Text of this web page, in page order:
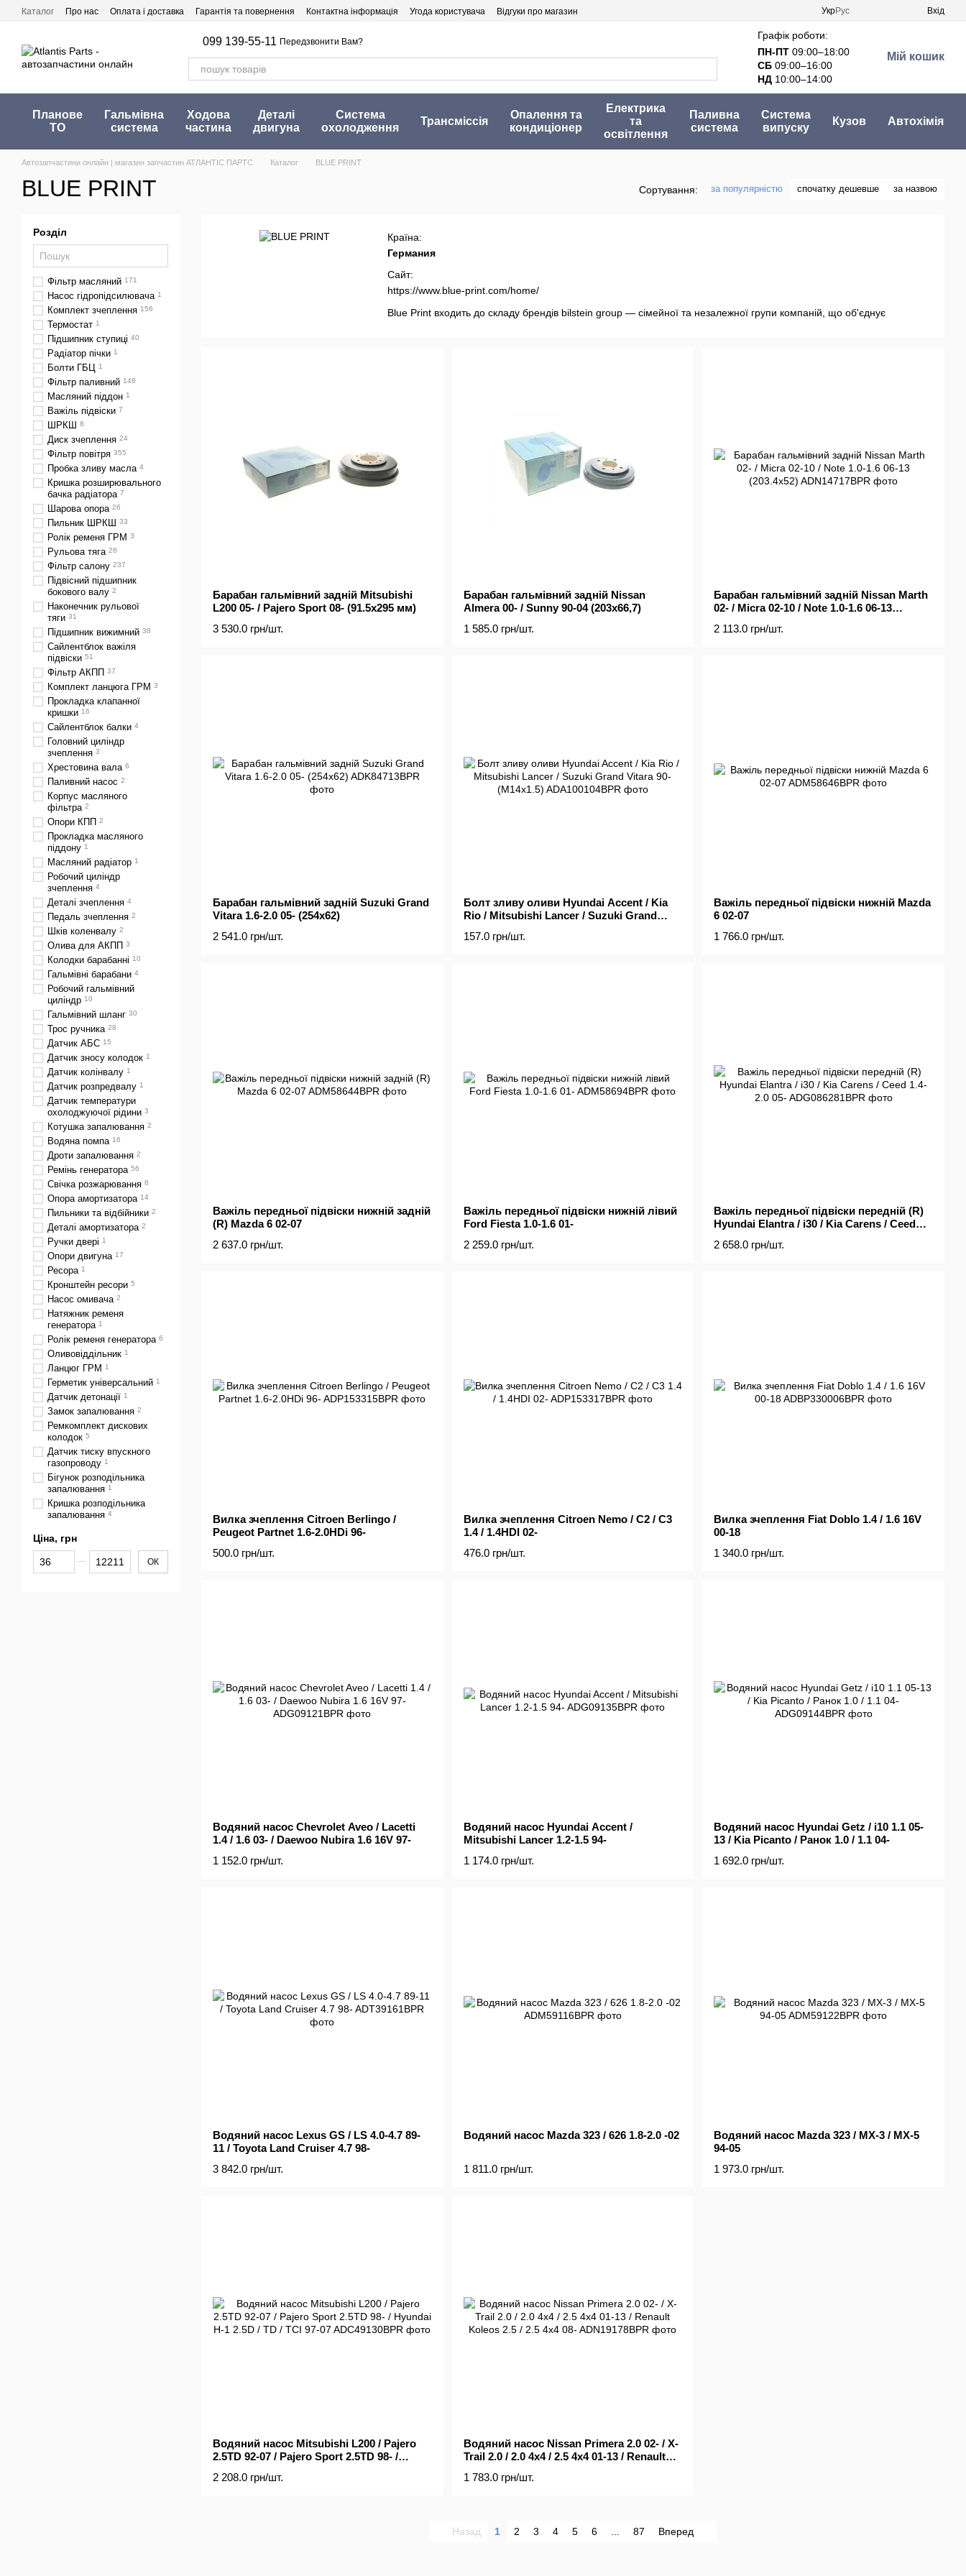
Перейти до основного контенту
Каталог Про нас Оплата і доставка Гарантія та повернення Контактна інформація Угода користувача Відгуки про магазин УкрРус Вхід
099 139-55-11 Передзвонити Вам?
Графік роботи:
ПН-ПТ 09:00–18:00
СБ 09:00–16:00
НД 10:00–14:00
Мій кошик
Планове
ТО
Гальмівна
система
Ходова
частина
Деталі
двигуна
Система
охолодження
Трансміссія
Опалення та
кондиціонер
Електрика
та
освітлення
Паливна
система
Система
випуску
Кузов Автохімія
Автозапчастини онлайн | магазин запчастин АТЛАНТІС ПАРТС Каталог BLUE PRINT
BLUE PRINT Сортування: за популярністю спочатку дешевше за назвою
Країна:
Германия
Сайт:
https://www.blue-print.com/home/
Blue Print входить до складу брендів bilstein group — сімейної та незалежної групи компаній, що об'єднує
перетворюються у нові деталі Blue Print. Компанія має широкий асортимент у понад 7 000 гальмівних
компонентів. Постійна робота у сфері досліджень і розробок дозволяє швидко виводити на ринок нові типи
гальмівних колодок і дисків. Blue Print пропонує 2 500 деталей в продуктовій групі «Зчеплення». Всі компоненти
зчеплення від ремкомплектів і маховиків до тросів, шлангів та вилок відповідають якості оригінальних виробів.
Blue Print у всьому світі покладаються з моменту її заснування у 1994 році.
Барабан гальмівний задній Mitsubishi
L200 05- / Pajero Sport 08- (91.5x295 мм)
3 530.0 грн/шт.
Барабан гальмівний задній Nissan
Almera 00- / Sunny 90-04 (203x66,7)
1 585.0 грн/шт.
Барабан гальмівний задній Nissan Marth
02- / Micra 02-10 / Note 1.0-1.6 06-13
2 113.0 грн/шт.
Барабан гальмівний задній Suzuki Grand
Vitara 1.6-2.0 05- (254x62)
2 541.0 грн/шт.
Болт зливу оливи Hyundai Accent / Kia
Rio / Mitsubishi Lancer / Suzuki Grand
157.0 грн/шт.
Важіль передньої підвіски нижній Mazda
6 02-07
1 766.0 грн/шт.
Важіль передньої підвіски нижній задній
(R) Mazda 6 02-07
2 637.0 грн/шт.
Важіль передньої підвіски нижній лівий
Ford Fiesta 1.0-1.6 01-
2 259.0 грн/шт.
Важіль передньої підвіски передній (R)
Hyundai Elantra / i30 / Kia Carens / Ceed
2 658.0 грн/шт.
Вилка зчеплення Citroen Berlingo /
Peugeot Partnet 1.6-2.0HDi 96-
500.0 грн/шт.
Вилка зчеплення Citroen Nemo / C2 / C3
1.4 / 1.4HDI 02-
476.0 грн/шт.
Вилка зчеплення Fiat Doblo 1.4 / 1.6 16V
00-18
1 340.0 грн/шт.
Водяний насос Chevrolet Aveo / Lacetti
1.4 / 1.6 03- / Daewoo Nubira 1.6 16V 97-
1 152.0 грн/шт.
Водяний насос Hyundai Accent /
Mitsubishi Lancer 1.2-1.5 94-
1 174.0 грн/шт.
Водяний насос Hyundai Getz / i10 1.1 05-
13 / Kia Picanto / Ранок 1.0 / 1.1 04-
1 692.0 грн/шт.
Водяний насос Lexus GS / LS 4.0-4.7 89-
11 / Toyota Land Cruiser 4.7 98-
3 842.0 грн/шт.
Водяний насос Mazda 323 / 626 1.8-2.0 -02
1 811.0 грн/шт.
Водяний насос Mazda 323 / MX-3 / MX-5
94-05
1 973.0 грн/шт.
Водяний насос Mitsubishi L200 / Pajero
2.5TD 92-07 / Pajero Sport 2.5TD 98- /
2 208.0 грн/шт.
Водяний насос Nissan Primera 2.0 02- / X-
Trail 2.0 / 2.0 4x4 / 2.5 4x4 01-13 / Renault
1 783.0 грн/шт.
Назад 1 2 3 4 5 6 87 Вперед
Розділ
Фільтр масляний 171
Насос гідропідсилювача 1
Комплект зчеплення 156
Термостат 1
Підшипник ступиці 40
Радіатор пічки 1
Болти ГБЦ 1
Фільтр паливний 148
Масляний піддон 1
Важіль підвіски 7
ШРКШ 8
Диск зчеплення 24
Фільтр повітря 355
Пробка зливу масла 4
Кришка розширювального
бачка радіатора 7
Шарова опора 26
Пильник ШРКШ 33
Ролік ременя ГРМ 3
Рульова тяга 28
Фільтр салону 237
Підвісний підшипник
бокового валу 2
Наконечник рульової
тяги 31
Підшипник вижимний 38
Сайлентблок важіля
підвіски 51
Фільтр АКПП 37
Комплект ланцюга ГРМ 3
Прокладка клапанної
кришки 16
Сайлентблок балки 4
Головний циліндр
зчеплення 3
Хрестовина вала 6
Паливний насос 2
Корпус масляного
фільтра 2
Опори КПП 2
Прокладка масляного
піддону 1
Масляний радіатор 1
Робочий циліндр
зчеплення 4
Деталі зчеплення 4
Педаль зчеплення 2
Шків коленвалу 2
Олива для АКПП 3
Колодки барабанні 10
Гальмівні барабани 4
Робочий гальмівний
циліндр 10
Гальмівний шланг 30
Трос ручника 28
Датчик АБС 15
Датчик зносу колодок 1
Датчик колінвалу 1
Датчик розпредвалу 1
Датчик температури
охолоджуючої рідини 3
Котушка запалювання 2
Водяна помпа 16
Дроти запалювання 2
Ремінь генератора 56
Свічка розжарювання 8
Опора амортизатора 14
Пильники та відбійники 2
Деталі амортизатора 2
Ручки двері 1
Опори двигуна 17
Ресора 1
Кронштейн ресори 5
Насос омивача 2
Натяжник ременя
генератора 1
Ролік ременя генератора 6
Оливовіддільник 1
Ланцюг ГРМ 1
Герметик універсальний 1
Датчик детонації 1
Замок запалювання 2
Ремкомплект дискових
колодок 5
Датчик тиску впускного
газопроводу 1
Бігунок розподільника
запалювання 1
Кришка розподільника
запалювання 4
Ціна, грн
Від Ціна, грн
До Ціна, грн ОК